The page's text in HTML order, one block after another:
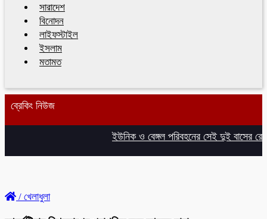
সারাদেশ
বিনোদন
লাইফস্টাইল
ইসলাম
মতামত
ব্রেকিং নিউজ
ইউনিক ও বেঙ্গল পরিবহনের সেই দুই বাসের
/ খেলাধুলা